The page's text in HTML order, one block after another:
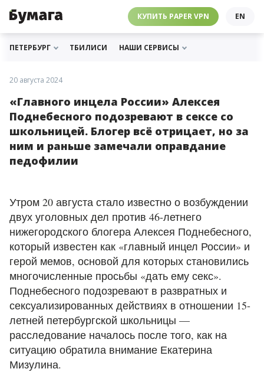
КУПИТЬ PAPER VPN EN
РАССЫЛКИ
МЫ В ИНСТАГРАМЕ
ПОДДЕРЖАТЬ «БУМАГУ»
ПЕТЕРБУРГ ТБИЛИСИ НАШИ СЕРВИСЫ
ЧЕБУРНЕТ
⛔️ ГАЙД ПРО ЧЕБУРНЕТ
МЫ В ТЕЛЕГРАМЕ
PAPER VPN
20 августа 2024
«Главного инцела России» Алексея
Поднебесного подозревают в сексе со
школьницей. Блогер всё отрицает, но за
ним и раньше замечали оправдание
педофилии
Утром 20 августа стало известно о возбуждении
двух уголовных дел против 46-летнего
нижегородского блогера Алексея Поднебесного,
который известен как «главный инцел России» и
герой мемов, основой для которых становились
многочисленные просьбы «дать ему секс».
Поднебесного подозревают в развратных и
сексуализированных действиях в отношении 15-
летней петербургской школьницы —
расследование началось после того, как на
ситуацию обратила внимание Екатерина
Мизулина.